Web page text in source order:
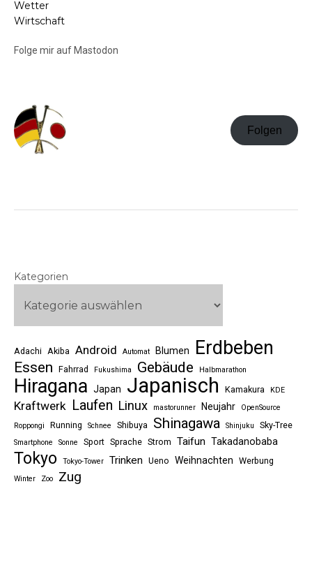
Wetter
Wirtschaft
Folge mir auf Mastodon
Folgen
Kategorien
Adachi Akiba Android Automat Blumen Erdbeben
Essen Fahrrad Fukushima Gebäude Halbmarathon
Hiragana Japan Japanisch Kamakura KDE
Kraftwerk Laufen Linux mastorunner Neujahr
OpenSource
Roppongi
Running Schnee Shibuya Shinagawa Shinjuku Sky-Tree
Smartphone Sonne Sport Sprache Strom Taifun Takadanobaba
Tokyo Tokyo-Tower Trinken Ueno Weihnachten Werbung
Winter Zoo Zug